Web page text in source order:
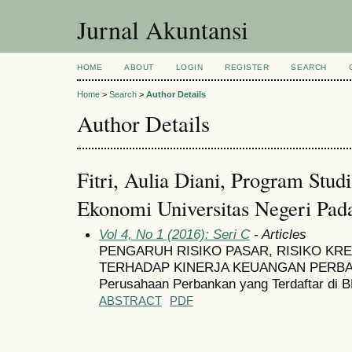
Jurnal Akuntansi
HOME ABOUT LOGIN REGISTER SEARCH
Home > Search > Author Details
Author Details
Fitri, Aulia Diani, Program
Ekonomi Universitas Negeri
Vol 4, No 1 (2016): Seri C- Articles
PENGARUH RISIKO PASAR, RISIKO
TERHADAP KINERJA KEUANGAN
Perusahaan Perbankan yang Terdaftar di
ABSTRACT PDF